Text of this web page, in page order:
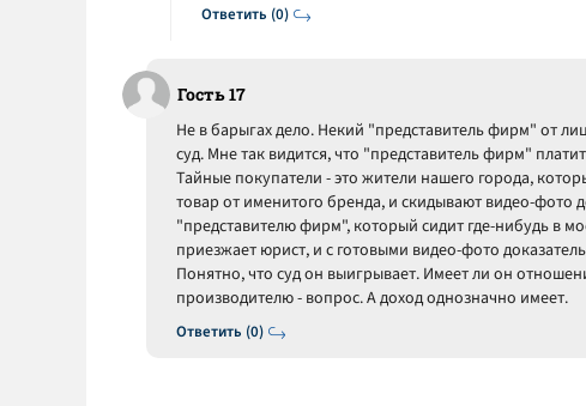
Ответить (0)
Гость 17
Ответить (0)
Не в барыгах дело. Некий "представитель фирм" от
суд. Мне так видится, что "представитель фирм"
Тайные покупатели - это жители нашего города,
товар от именитого бренда, и скидывают видео-фото
"представителю фирм", который сидит где-нибудь в
приезжает юрист, и с готовыми видео-фото
Понятно, что суд он выигрывает. Имеет ли он
производителю - вопрос. А доход однозначно имеет.